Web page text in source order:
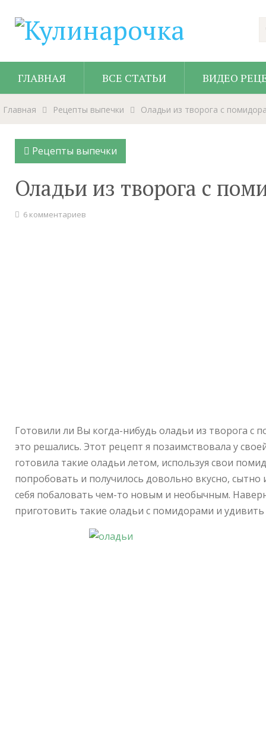
ГЛАВНАЯ ВСЕ СТАТЬИ ВИДЕО
Главная Рецепты выпечки Оладьи из творога с
Рецепты выпечки
Оладьи из творога с
6 комментариев
Готовили ли Вы когда-нибудь оладьи из творога с
это решались. Этот рецепт я позаимствовала у
готовила такие оладьи летом, используя свои
попробовать и получилось довольно вкусно,
себя побаловать чем-то новым и необычным.
приготовить такие оладьи с помидорами и